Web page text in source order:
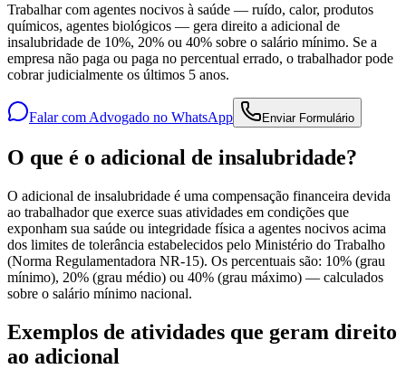
Trabalhar com agentes nocivos à saúde — ruído, calor, produtos
químicos, agentes biológicos — gera direito a adicional de
insalubridade de 10%, 20% ou 40% sobre o salário mínimo. Se a
empresa não paga ou paga no percentual errado, o trabalhador pode
cobrar judicialmente os últimos 5 anos.
Falar com Advogado no WhatsApp Enviar Formulário
O que é o adicional de insalubridade?
O adicional de insalubridade é uma compensação financeira devida
ao trabalhador que exerce suas atividades em condições que
exponham sua saúde ou integridade física a agentes nocivos acima
dos limites de tolerância estabelecidos pelo Ministério do Trabalho
(Norma Regulamentadora NR-15). Os percentuais são: 10% (grau
mínimo), 20% (grau médio) ou 40% (grau máximo) — calculados
sobre o salário mínimo nacional.
Exemplos de atividades que geram direito
ao adicional